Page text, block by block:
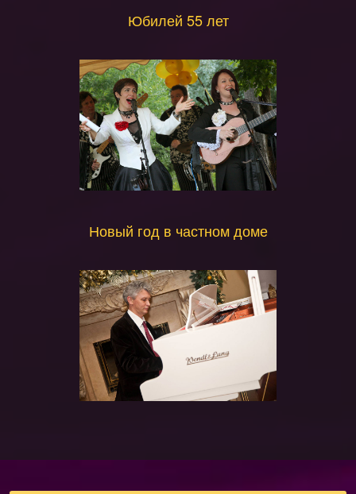
Юбилей 55 лет
Новый год в частном доме